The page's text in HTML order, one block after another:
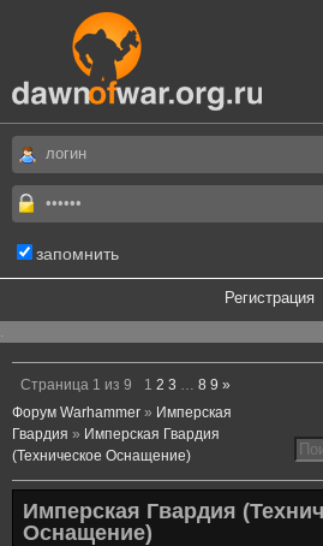
запомнить
Регистрация
.
Страница 1 из 9 1 2 3 … 8 9 »
Форум Warhammer » Имперская
Гвардия » Имперская Гвардия
(Техническое Оснащение)
Имперская Гвардия
Оснащение)